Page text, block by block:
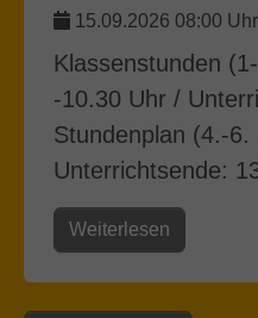
15.09.2026 08:00 Uhr
Klassenstunden
-10.30 Uhr /
Stundenplan (4.-6.
Unterrichtsende:
Weiterlesen